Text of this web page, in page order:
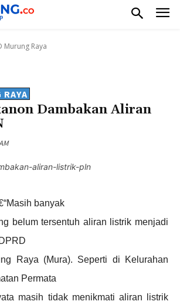
Murung Raya
RAYA
Dambakan Aliran
aliran-listrik-pln
banyak
belum tersentuh aliran listrik menjadi
Raya (Mura). Seperti di Kelurahan
Permata
masih tidak menikmati aliran listrik